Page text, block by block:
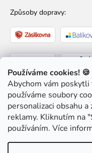
Používáme cookies! 🍪
Abychom vám poskytli
používáme soubory
personalizaci obsahu
reklamy. Kliknutím na
používáním. Více
Způsoby dopravy:
Způsoby platby: